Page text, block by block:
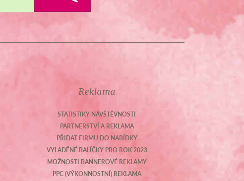
Reklama
STATISTIKY NÁVŠTĚVNOSTI
PARTNERSTVÍ A REKLAMA
PŘIDAT FIRMU DO NABÍDKY
VYLADĚNÉ BALÍČKY PRO ROK 2023
MOŽNOSTI BANNEROVÉ REKLAMY
PPC (VÝKONNOSTNÍ) REKLAMA